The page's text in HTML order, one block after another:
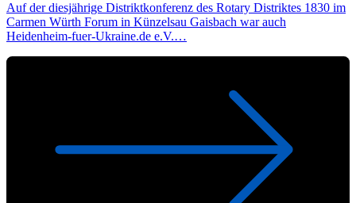
Auf der diesjährige Distriktkonferenz des Rotary Distriktes 1830 im
Carmen Würth Forum in Künzelsau Gaisbach war auch
Heidenheim-fuer-Ukraine.de e.V.…